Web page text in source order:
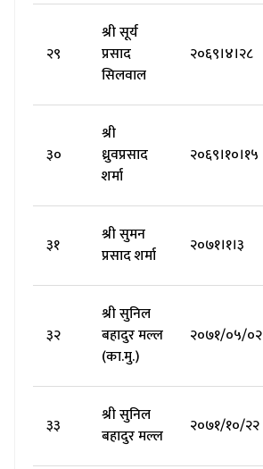
२९
श्री सूर्य
प्रसाद
सिलवाल
२०६९।४।२८
३०
श्री
ध्रुवप्रसाद
शर्मा
२०६९।१०।१५
३१
श्री सुमन
प्रसाद शर्मा
२०७१।१।३
३२
श्री सुनिल
बहादुर मल्ल
(का.मु.)
२०७१/०५/०२
३३
श्री सुनिल
बहादुर मल्ल
२०७१/१०/२२